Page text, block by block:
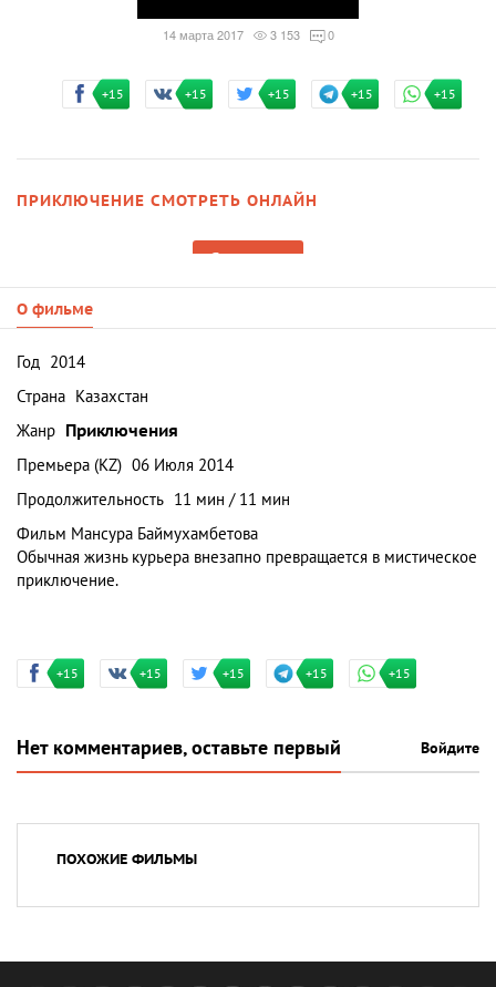
14 марта 2017 3 153 0
+15 +15 +15 +15 +15
ПРИКЛЮЧЕНИЕ СМОТРЕТЬ ОНЛАЙН
Смотреть
О фильме
Год 2014
Страна Казахстан
Жанр Приключения
Премьера (KZ) 06 Июля 2014
Продолжительность 11 мин / 11 мин
Фильм Мансура Баймухамбетова
Обычная жизнь курьера внезапно превращается в мистическое
приключение.
+15 +15 +15 +15 +15
Нет комментариев, оставьте первый Войдите
ПОХОЖИЕ ФИЛЬМЫ